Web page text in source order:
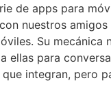
de apps para
nuestros
Su
para
integran, pero